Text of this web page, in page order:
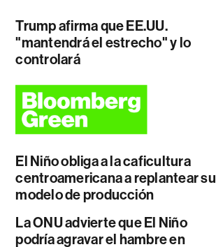
Trump afirma que EE.UU.
"mantendrá el estrecho" y lo
controlará
El Niño obliga a la caficultura
centroamericana a replantear su
modelo de producción
La ONU advierte que El Niño
podría agravar el hambre en